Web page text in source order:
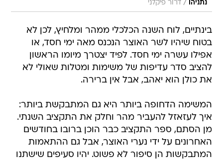
נתניהו / דרור פיקלני
בינתיים, לוח השנה הכלכלי ממהר ומלחיץ, לכן לא
בטוח שיהיו לשר האוצר הנכנס מאה ימי חסד, או
אפילו עשרה ימי חסד. לפיד יצטרך מיומו הראשון
להציב סדר עדיפות של משימות ומטלות שאולי לא
את כולן הוא יאהב, אבל אין ברירה.
המשימה הדחופה ביותר היא גם המתבקשת ביותר:
איך לעזאזל להעביר מהר וחלק את התקציב השנתי.
מן הסתם, ספר התקציב כבר הוכן ברובו בחודשים
האחרונים על ידי נערי האוצר, אבל גם ההתאמות
המתבקשות הן סיפור לא פשוט. יהיו סעיפים שישתנו